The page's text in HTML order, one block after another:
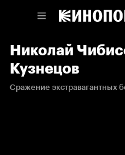
Николай
Кузнецов
Сражение экстравагантных